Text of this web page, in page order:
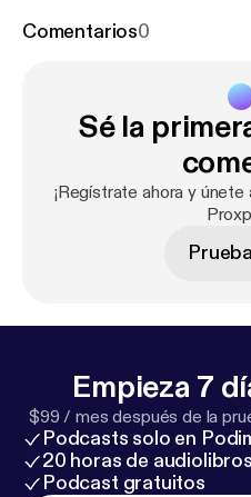
Comentarios0
Sé la
¡Regístrate ahora y
Empieza 7
$99 / mes después de la
Podcasts solo en
20 horas de
Podcast gratuitos